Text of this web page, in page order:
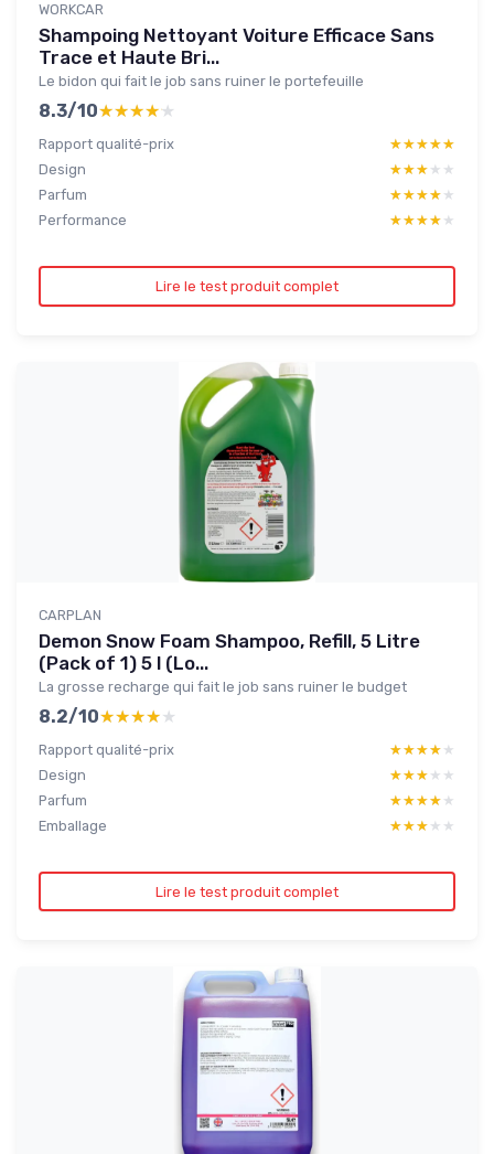
WORKCAR
Shampoing Nettoyant Voiture Efficace Sans
Trace et Haute Bri...
Le bidon qui fait le job sans ruiner le portefeuille
8.3/10★★★★★
★★★★★
Rapport qualité-prix ★★★★★
★★★★★
Design
★★★★★
★★★★★
Parfum
★★★★★
★★★★★
Performance
★★★★★
★★★★★
Lire le test produit complet
CARPLAN
Demon Snow Foam Shampoo, Refill, 5 Litre
(Pack of 1) 5 l (Lo...
La grosse recharge qui fait le job sans ruiner le budget
8.2/10★★★★★
★★★★★
Rapport qualité-prix ★★★★★
★★★★★
Design
★★★★★
★★★★★
Parfum
★★★★★
★★★★★
Emballage
★★★★★
★★★★★
Lire le test produit complet